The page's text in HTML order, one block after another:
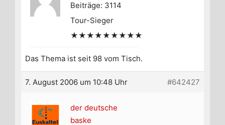
Beiträge: 3114
Tour-Sieger
★★★★★★★★★
Das Thema ist seit 98 vom Tisch.
7. August 2006 um 10:48 Uhr #642427
der deutsche
baske